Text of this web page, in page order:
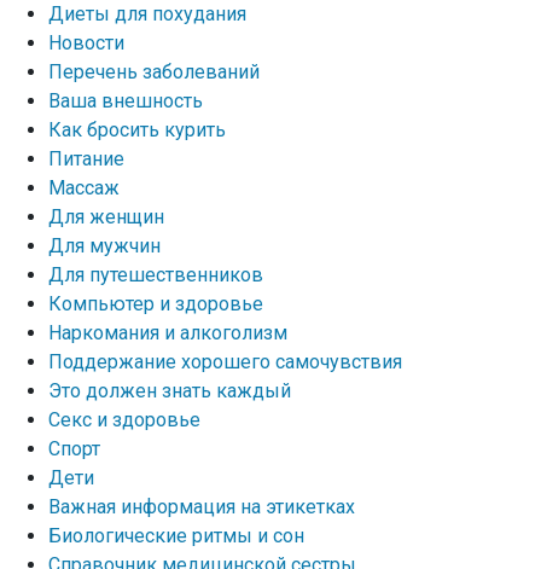
Диеты для похудания
Новости
Перечень заболеваний
Ваша внешность
Как бросить курить
Питание
Массаж
Для женщин
Для мужчин
Для путешественников
Компьютер и здоровье
Наркомания и алкоголизм
Поддержание хорошего самочувствия
Это должен знать каждый
Секс и здоровье
Спорт
Дети
Важная информация на этикетках
Биологические ритмы и сон